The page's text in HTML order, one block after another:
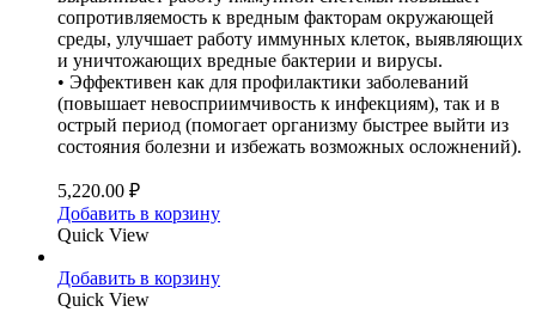
сопротивляемость к вредным факторам окружающей
среды, улучшает работу иммунных клеток, выявляющих
и уничтожающих вредные бактерии и вирусы.
• Эффективен как для профилактики заболеваний
(повышает невосприимчивость к инфекциям), так и в
острый период (помогает организму быстрее выйти из
состояния болезни и избежать возможных осложнений).
5,220.00 ₽
Добавить в корзину
Quick View
Добавить в корзину
Quick View